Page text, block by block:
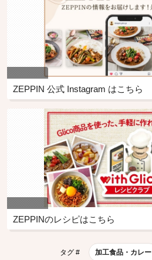
ZEPPIN 公式 Instagram はこちら
ZEPPINのレシピはこちら
タグ # 加工食品・カレー